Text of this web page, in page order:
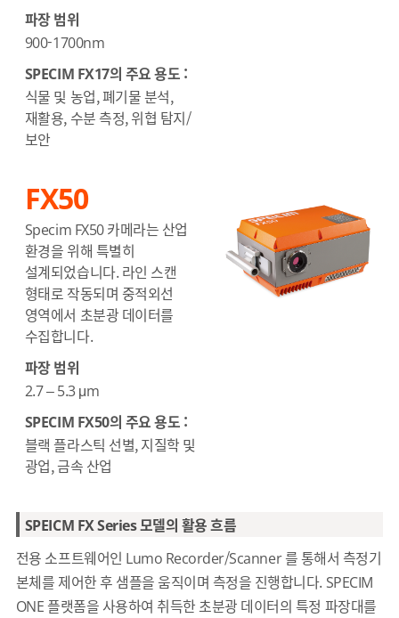
파장 범위
900-1700nm
SPECIM FX17의 주요 용도 :
식물 및 농업, 폐기물 분석,
재활용, 수분 측정, 위협 탐지/
보안
FX50
Specim FX50 카메라는 산업
환경을 위해 특별히
설계되었습니다. 라인 스캔
형태로 작동되며 중적외선
영역에서 초분광 데이터를
수집합니다.
파장 범위
2.7 – 5.3 μm
SPECIM FX50의 주요 용도 :
블랙 플라스틱 선별, 지질학 및
광업, 금속 산업
SPEICM FX Series 모델의 활용 흐름
전용 소프트웨어인 Lumo Recorder/Scanner 를 통해서 측정기
본체를 제어한 후 샘플을 움직이며 측정을 진행합니다. SPECIM
ONE 플랫폼을 사용하여 취득한 초분광 데이터의 특정 파장대를